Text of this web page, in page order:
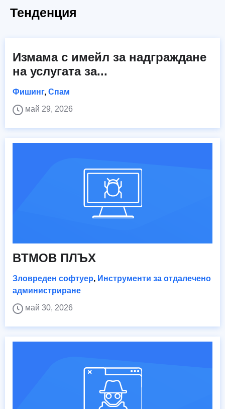
Тенденция
Измама с имейл за надграждане
на услугата за...
Фишинг, Спам
май 29, 2026
BTMOB ПЛЪХ
Зловреден софтуер, Инструменти за отдалечено
администриране
май 30, 2026